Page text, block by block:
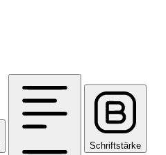
Schriftstärke